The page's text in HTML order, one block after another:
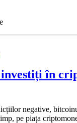
în
negative,
pe piața